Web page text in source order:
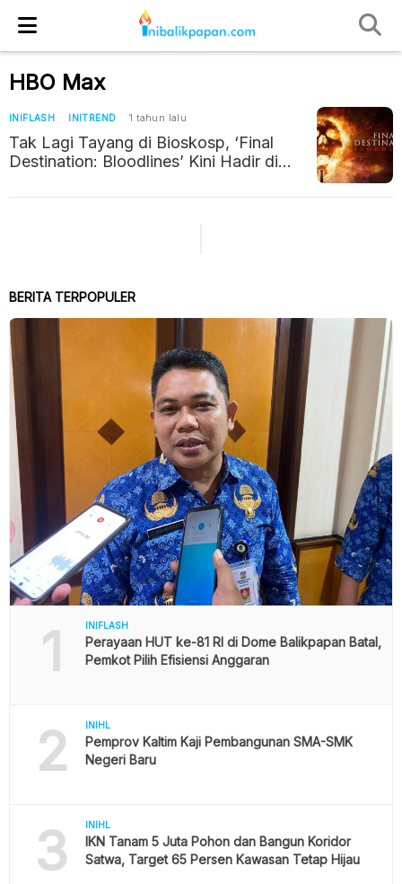
HBO Max
INIFLASH INITREND 1 tahun lalu
Tak Lagi Tayang di Bioskosp, ‘Final
Destination: Bloodlines’ Kini Hadir di
BERITA TERPOPULER
1 INIFLASH
Perayaan HUT ke-81 RI di Dome Balikpapan Batal,
Pemkot Pilih Efisiensi Anggaran
2 INIHL
Pemprov Kaltim Kaji Pembangunan SMA-SMK
Negeri Baru
3 INIHL
IKN Tanam 5 Juta Pohon dan Bangun Koridor
Satwa, Target 65 Persen Kawasan Tetap Hijau